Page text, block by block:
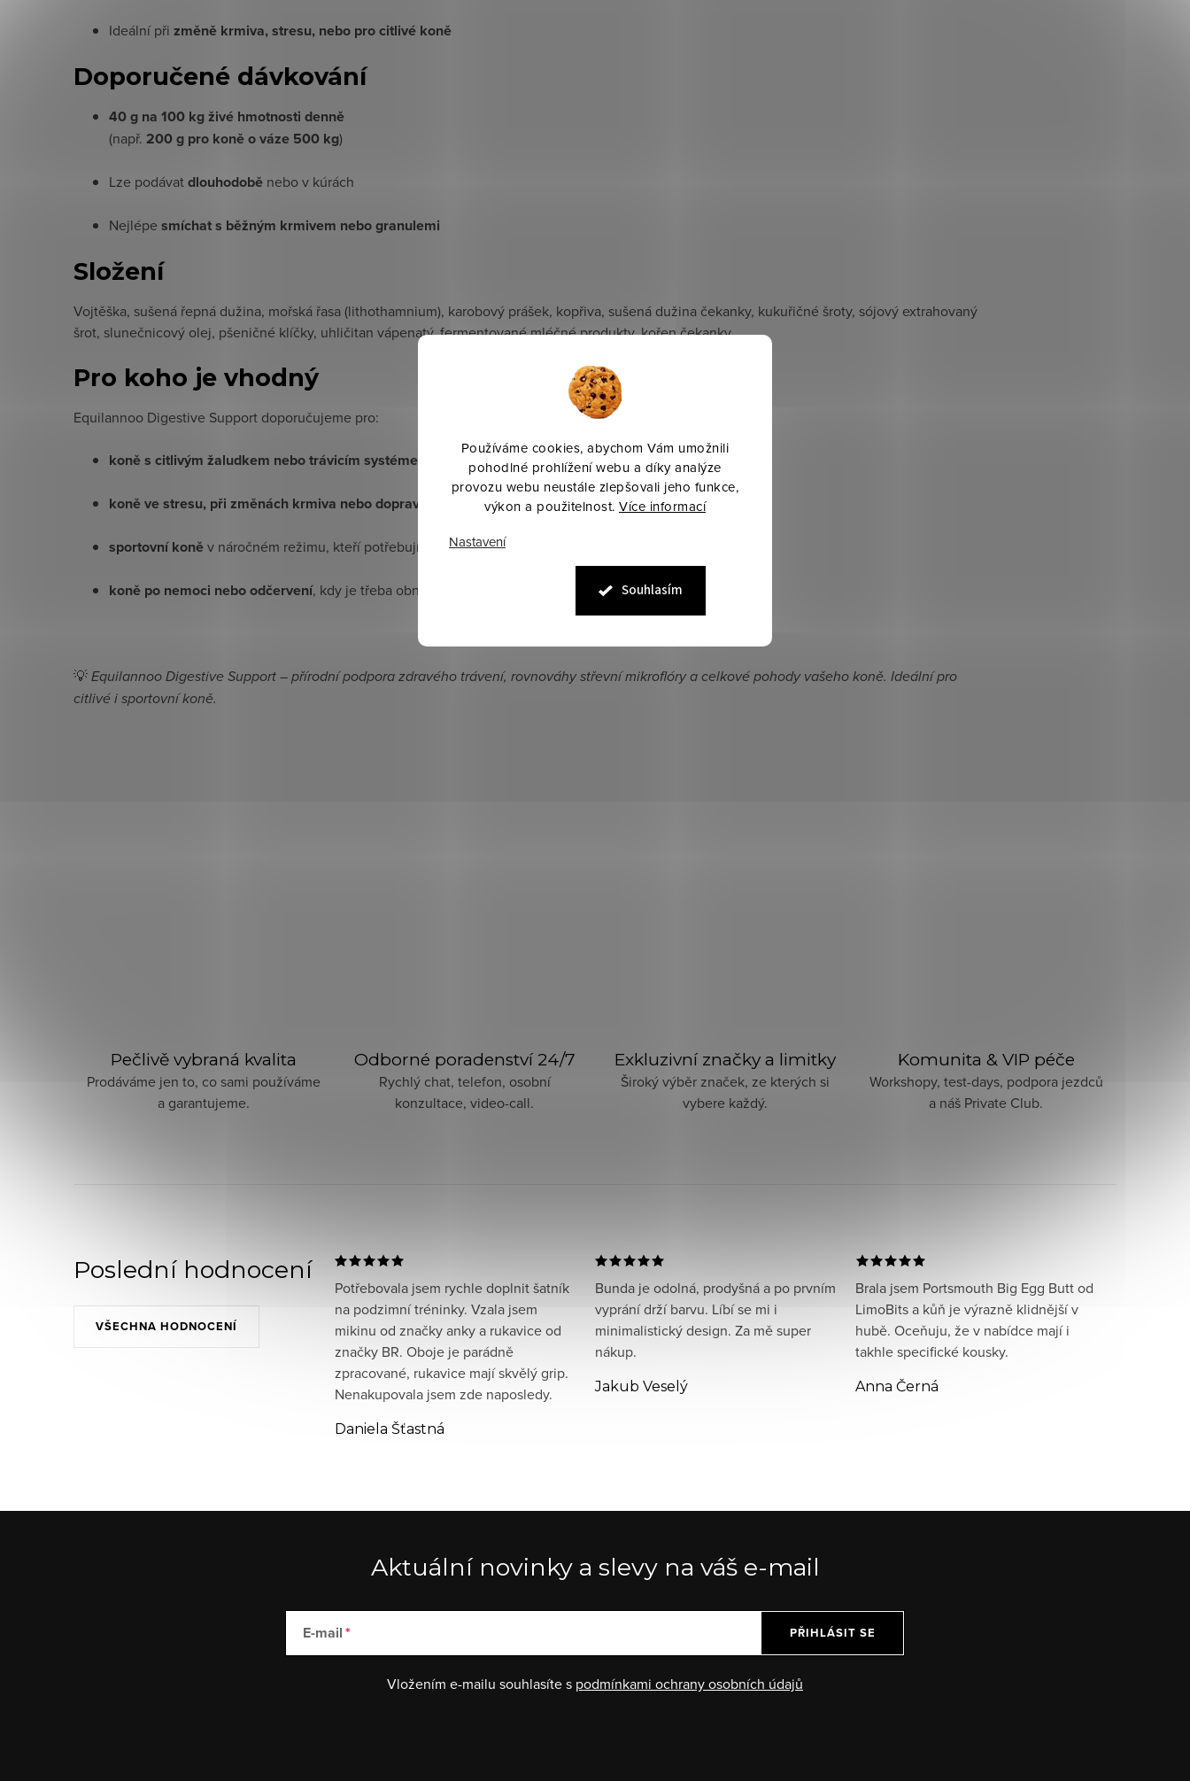
Používáme cookies, abychom Vám umožnili
pohodlné prohlížení webu a díky analýze
provozu webu neustále zlepšovali jeho funkce,
výkon a použitelnost. Více informací
Nastavení
Souhlasím
Ideální při změně krmiva, stresu, nebo pro citlivé koně
Doporučené dávkování
40 g na 100 kg živé hmotnosti denně
(např. 200 g pro koně o váze 500 kg)
Lze podávatdlouhodobě nebo v kúrách
Nejlépe smíchat s běžným krmivem nebo granulemi
Složení
Vojtěška, sušená řepná dužina, mořská řasa (lithothamnium), karobový prášek, kopřiva, sušená dužina čekanky, kukuřičné šroty, sójový extrahovaný
šrot, slunečnicový olej, pšeničné klíčky, uhličitan vápenatý, fermentované mléčné produkty, kořen čekanky.
Pro koho je vhodný
Equilannoo Digestive Support doporučujeme pro:
koně s citlivým žaludkem nebo trávicím systémem
koně ve stresu, při změnách krmiva nebo dopravě
sportovní koněv náročném režimu, kteří potřebují optimální vstřebávání živin,
koně po nemoci nebo odčervení, kdy je třeba obnovit střevní rovnováhu.
💡Equilannoo Digestive Support – přírodní podpora zdravého trávení, rovnováhy střevní mikroflóry a celkové pohody vašeho koně. Ideální pro
citlivé i sportovní koně.
Pečlivě vybraná kvalita
Prodáváme jen to, co sami používáme
a garantujeme.
Odborné poradenství 24/7
Rychlý chat, telefon, osobní
konzultace, video-call.
Exkluzivní značky a limitky
Široký výběr značek, ze kterých si
vybere každý.
Komunita & VIP péče
Workshopy, test-days, podpora jezdců
a náš Private Club.
Poslední hodnocení
VŠECHNA HODNOCENÍ
Potřebovala jsem rychle doplnit šatník
na podzimní tréninky. Vzala jsem
mikinu od značky anky a rukavice od
značky BR. Oboje je parádně
zpracované, rukavice mají skvělý grip.
Nenakupovala jsem zde naposledy.
Daniela Šťastná
Bunda je odolná, prodyšná a po prvním
vyprání drží barvu. Líbí se mi i
minimalistický design. Za mě super
nákup.
Jakub Veselý
Brala jsem Portsmouth Big Egg Butt od
LimoBits a kůň je výrazně klidnější v
hubě. Oceňuju, že v nabídce mají i
takhle specifické kousky.
Anna Černá
Aktuální novinky a slevy na váš e-mail
E-mail
Vložením e-mailu souhlasíte s podmínkami ochrany osobních údajů
PŘIHLÁSIT SE